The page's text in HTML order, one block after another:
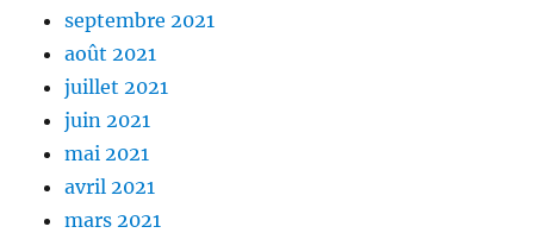
septembre 2021
août 2021
juillet 2021
juin 2021
mai 2021
avril 2021
mars 2021